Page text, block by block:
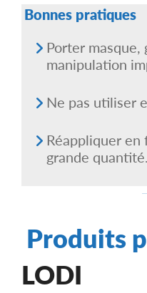
Bonnes pratiques
Porter
manipulation
Ne pas utiliser
Réappliquer en
grande quantité.
Produits
LODI